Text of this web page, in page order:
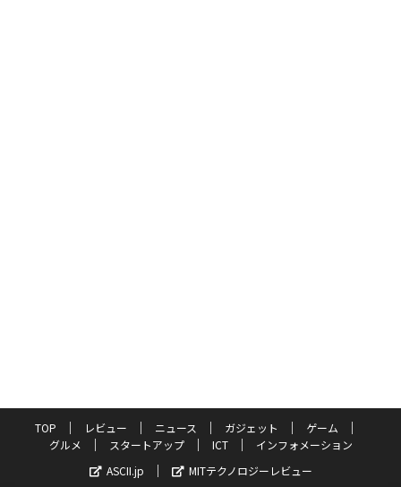
TOP レビュー ニュース ガジェット
ゲーム
グルメ
スタートアップ ICT
インフォメーション
ASCII.jp
MITテクノロジーレビュー